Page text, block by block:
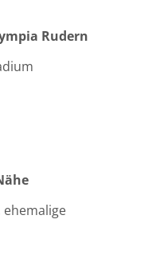
Rudern
ehemalige